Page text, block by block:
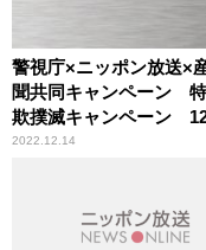
警視庁×ニッポン放送×
聞共同キャンペーン
欺撲滅キャンペーン
～1月下旬
2022.12.14